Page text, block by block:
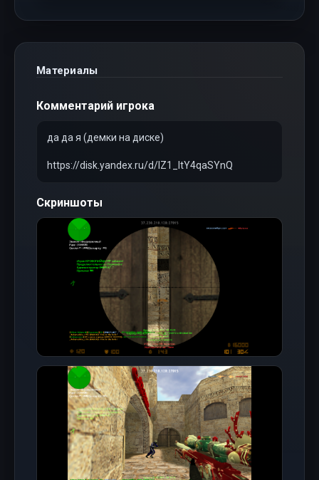
Материалы
Комментарий игрока
да да я (демки на диске)
https://disk.yandex.ru/d/lZ1_ltY4qaSYnQ
Скриншоты